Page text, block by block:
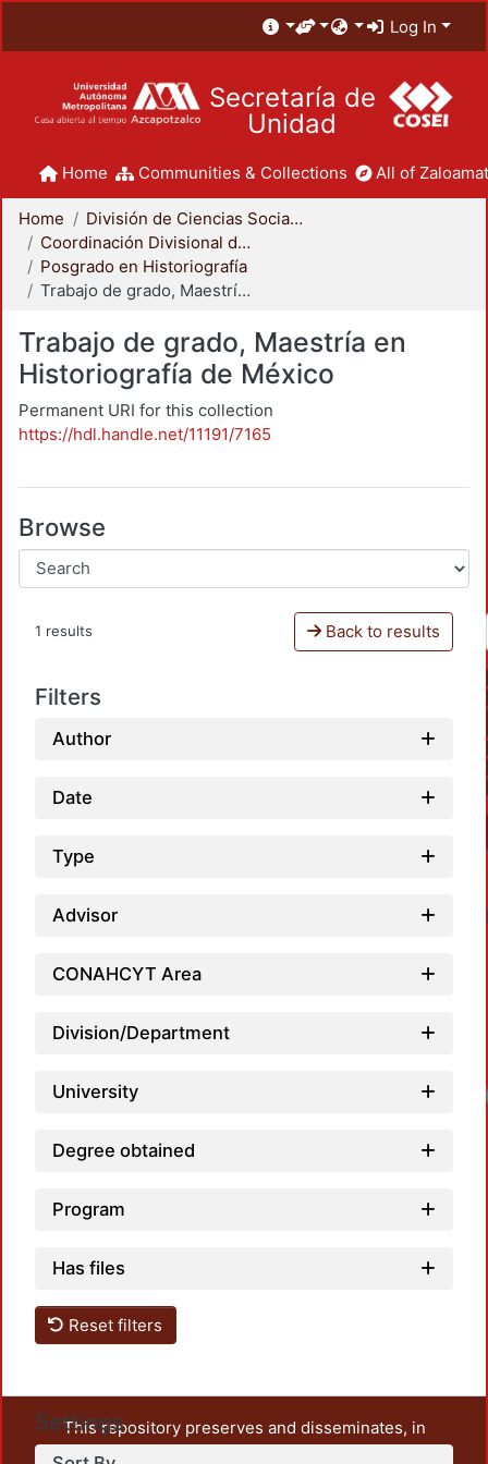
Log In
Secretaría de
Unidad
Home Communities & Collections All of
Home
División de Ciencias Sociales y Humanidades
Coordinación Divisional de Posgrado
Posgrado en Historiografía
Trabajo de grado, Maestría en Historiografía de México
Trabajo de grado, Maestría en
Historiografía de México
Permanent URI for this collection
https://hdl.handle.net/11191/7165
Browse
1 results Back to results
Filters
Author
Date
Type
Advisor
CONAHCYT Area
Division/Department
University
Degree obtained
Program
Has files
Reset filters
Settings
This repository preserves and disseminates, in
unrestricted open access, the teaching and research